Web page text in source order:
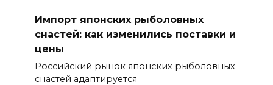
Импорт японских рыболовных
снастей: как изменились поставки и
цены
Российский рынок японских рыболовных
снастей адаптируется